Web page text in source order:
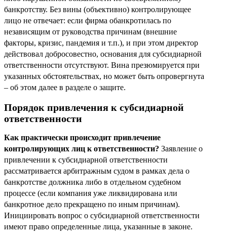
банкротству. Без вины (объективно) контролирующее
лицо не отвечает: если фирма обанкротилась по
независящим от руководства причинам (внешние
факторы, кризис, пандемия и т.п.), и при этом директор
действовал добросовестно, основания для субсидиарной
ответственности отсутствуют. Вина презюмируется при
указанных обстоятельствах, но может быть опровергнута
– об этом далее в разделе о защите.
Порядок привлечения к субсидиарной
ответственности
Как практически происходит привлечение
контролирующих лиц к ответственности? Заявление о
привлечении к субсидиарной ответственности
рассматривается арбитражным судом в рамках дела о
банкротстве должника либо в отдельном судебном
процессе (если компания уже ликвидирована или
банкротное дело прекращено по иным причинам).
Инициировать вопрос о субсидиарной ответственности
имеют право определенные лица, указанные в законе.